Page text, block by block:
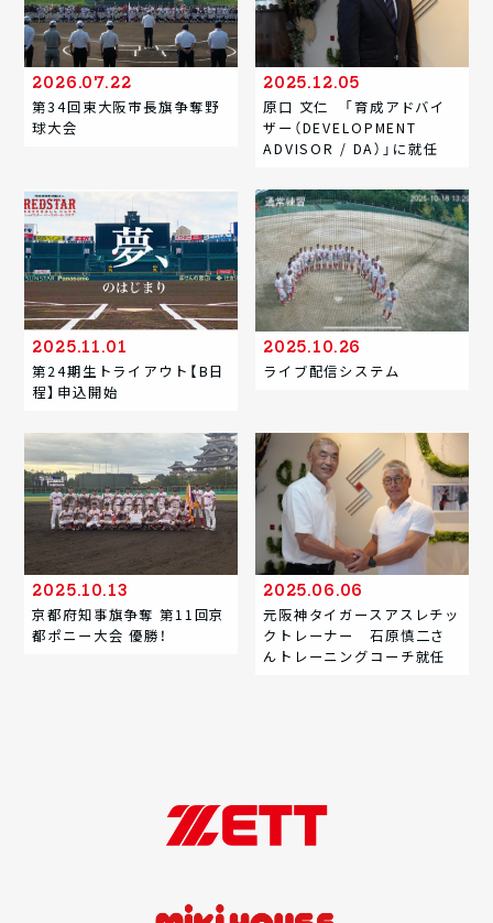
2026.07.22
第34回東大阪市長旗争奪野
球大会
2025.12.05
原口 文仁 「育成アドバイ
ザー（DEVELOPMENT
ADVISOR / DA）」に就任
2025.11.01
第24期生トライアウト【B日
程】申込開始
2025.10.26
ライブ配信システム
2025.10.13
京都府知事旗争奪 第11回京
都ポニー大会 優勝！
2025.06.06
元阪神タイガースアスレチッ
クトレーナー 石原慎二さ
んトレーニングコーチ就任